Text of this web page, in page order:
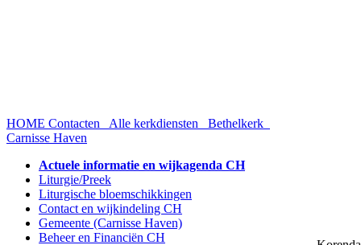
HOME Contacten Alle kerkdiensten
Bethelkerk
Carnisse Haven
Actuele informatie en wijkagenda CH
Liturgie/Preek
Liturgische bloemschikkingen
Contact en wijkindeling CH
Gemeente (Carnisse Haven)
Beheer en Financiën CH